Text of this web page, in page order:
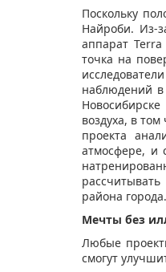
Поскольку
Найроби. Из-
аппарат
точка на
наблюдений
воздуха, в
проекта
атмосфере, и
района города.
Мечты без
Любые
смогут